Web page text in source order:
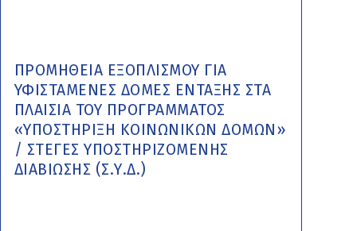
ΠΡΟΜΗΘΕΙΑ ΕΞΟΠΛΙΣΜΟΥ ΓΙΑ
ΥΦΙΣΤΑΜΕΝΕΣ ΔΟΜΕΣ ΕΝΤΑΞΗΣ ΣΤΑ
ΠΛΑΙΣΙΑ ΤΟΥ ΠΡΟΓΡΑΜΜΑΤΟΣ
«ΥΠΟΣΤΗΡΙΞΗ ΚΟΙΝΩΝΙΚΩΝ ΔΟΜΩΝ»
/ ΣΤΕΓΕΣ ΥΠΟΣΤΗΡΙΖΟΜΕΝΗΣ
ΔΙΑΒΙΩΣΗΣ (Σ.Υ.Δ.)